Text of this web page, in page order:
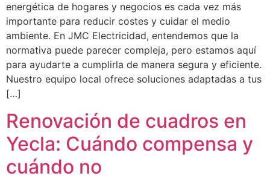
energética de hogares y negocios es cada vez más
importante para reducir costes y cuidar el medio
ambiente. En JMC Electricidad, entendemos que la
normativa puede parecer compleja, pero estamos aquí
para ayudarte a cumplirla de manera segura y eficiente.
Nuestro equipo local ofrece soluciones adaptadas a tus
[…]
Renovación de cuadros en
Yecla: Cuándo compensa y
cuándo no